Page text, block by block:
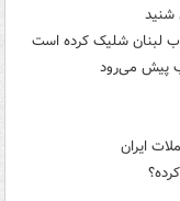
شنید
پیش می‌رود
ایران